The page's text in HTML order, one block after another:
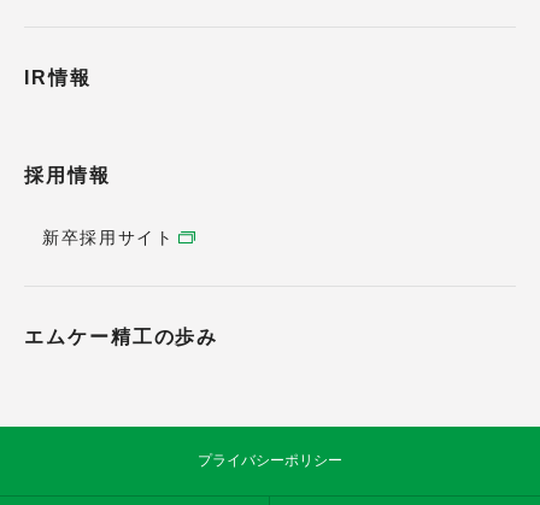
IR情報
採用情報
新卒採用サイト
エムケー精工の歩み
プライバシーポリシー